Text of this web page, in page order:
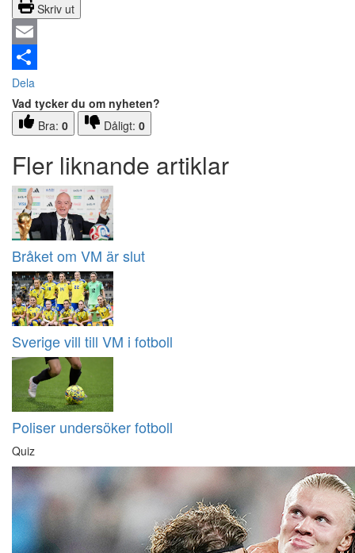
Skriv ut
Email
Dela
Vad tycker du om nyheten?
Bra: 0 Dåligt: 0
Fler liknande artiklar
Bråket om VM är slut
Sverige vill till VM i fotboll
Poliser undersöker fotboll
Quiz